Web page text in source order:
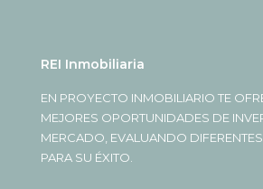
REI Inmobiliaria
EN PROYECTO INMOBILIARIO TE
MEJORES OPORTUNIDADES DE
MERCADO, EVALUANDO
PARA SU ÉXITO.